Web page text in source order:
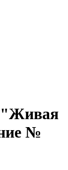
"Живая
№